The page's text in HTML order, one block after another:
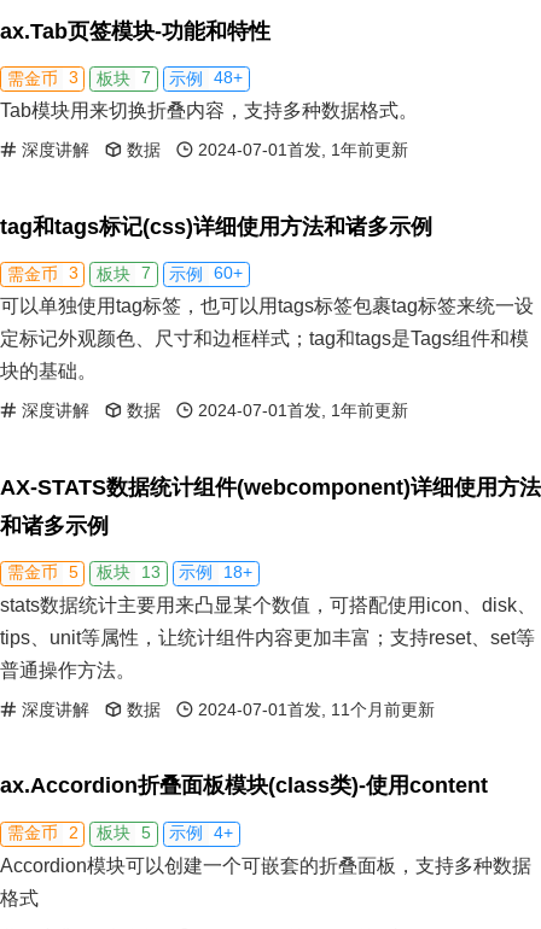
ax.Tab页签模块-功能和特性
需金币 3 板块 7 示例 48+
Tab模块用来切换折叠内容，支持多种数据格式。
深度讲解 数据 2024-07-01首发, 1年前更新
tag和tags标记(css)详细使用方法和诸多示例
需金币 3 板块 7 示例 60+
可以单独使用tag标签，也可以用tags标签包裹tag标签来统一设
定标记外观颜色、尺寸和边框样式；tag和tags是Tags组件和模
块的基础。
深度讲解 数据 2024-07-01首发, 1年前更新
AX-STATS数据统计组件(webcomponent)详细使用方法
和诸多示例
需金币 5 板块 13 示例 18+
stats数据统计主要用来凸显某个数值，可搭配使用icon、disk、
tips、unit等属性，让统计组件内容更加丰富；支持reset、set等
普通操作方法。
深度讲解 数据 2024-07-01首发, 11个月前更新
ax.Accordion折叠面板模块(class类)-使用content
需金币 2 板块 5 示例 4+
Accordion模块可以创建一个可嵌套的折叠面板，支持多种数据
格式